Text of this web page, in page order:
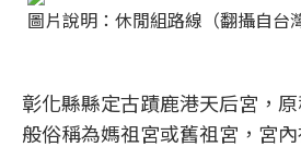
圖片說明：休閒組路線（翻攝自台
彰化縣縣定古蹟鹿港天后宮，
般俗稱為媽祖宮或舊祖宮，宮